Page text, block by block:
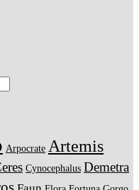
Arpocrate Artemis
Cynocephalus Demetra